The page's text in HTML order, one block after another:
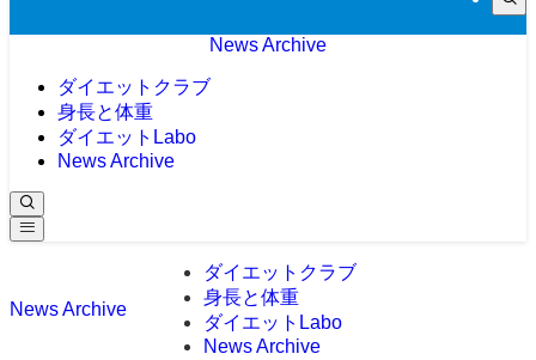
News Archive
ダイエットクラブ
身長と体重
ダイエットLabo
News Archive
News Archive
ダイエットクラブ
身長と体重
ダイエットLabo
News Archive